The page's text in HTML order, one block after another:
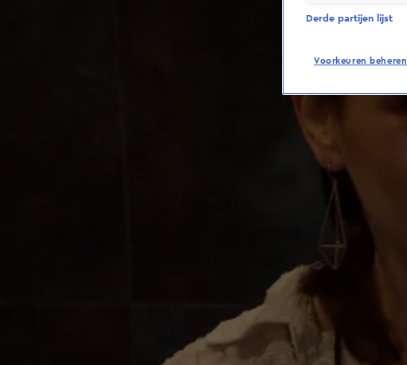
Derde partijen lijst
Voorkeuren beheren